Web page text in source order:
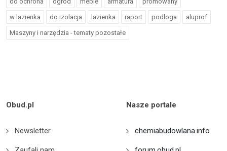
w lazienka do izolacja lazienka raport podloga aluprof
Maszyny i narzędzia - tematy pozostałe
Obud.pl
Newsletter
Nasze portale
chemiabudowlana.info